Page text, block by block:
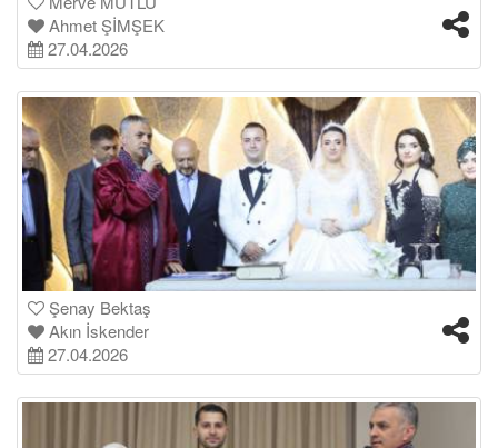
Ahmet ŞİMŞEK
27.04.2026
Şenay Bektaş
Akın İskender
27.04.2026